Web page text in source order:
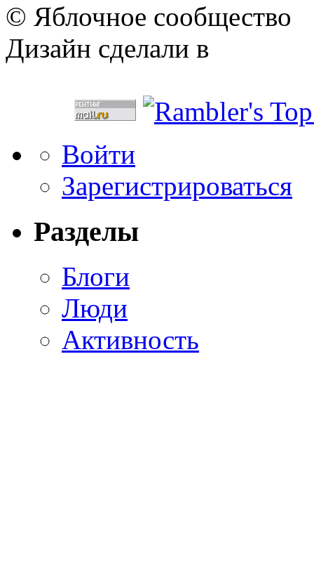
© Яблочное сообщество
Дизайн сделали в
Войти
Зарегистрироваться
Разделы
Блоги
Люди
Активность